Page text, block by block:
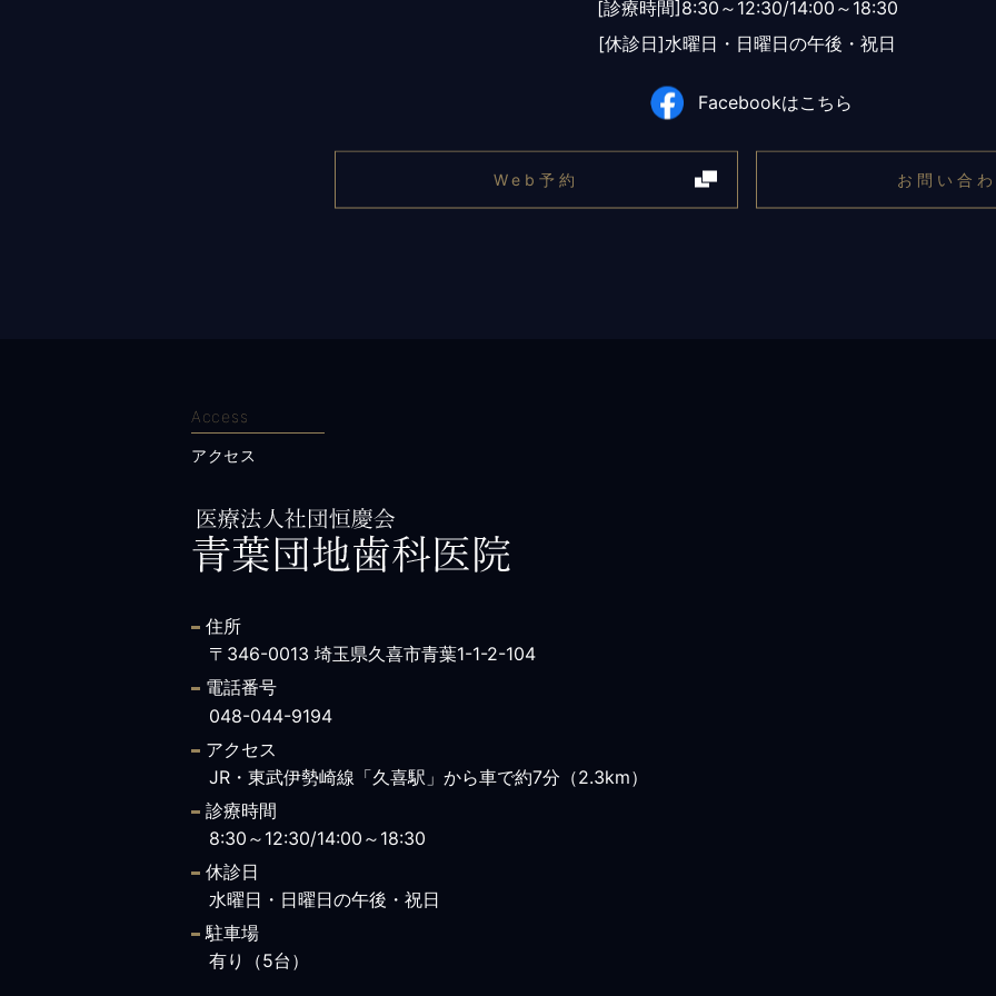
[診療時間]8:30～12:30/14:00～18:30
[休診日]水曜日・日曜日の午後・祝日
Facebookはこちら
Web予約 お問い合
Access
アクセス
住所
〒346-0013 埼玉県久喜市青葉1-1-2-104
電話番号
048-044-9194
アクセス
JR・東武伊勢崎線「久喜駅」から車で約7分（2.3km）
診療時間
8:30～12:30/14:00～18:30
休診日
水曜日・日曜日の午後・祝日
駐車場
有り（5台）